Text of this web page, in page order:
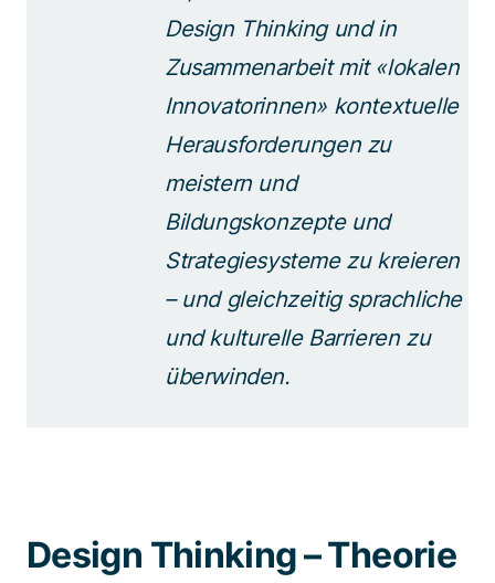
Design Thinking und in
Zusammenarbeit mit «lokalen
Innovatorinnen» kontextuelle
Herausforderungen zu
meistern und
Bildungskonzepte und
Strategiesysteme zu kreieren
– und gleichzeitig sprachliche
und kulturelle Barrieren zu
überwinden.
Design Thinking – Theorie